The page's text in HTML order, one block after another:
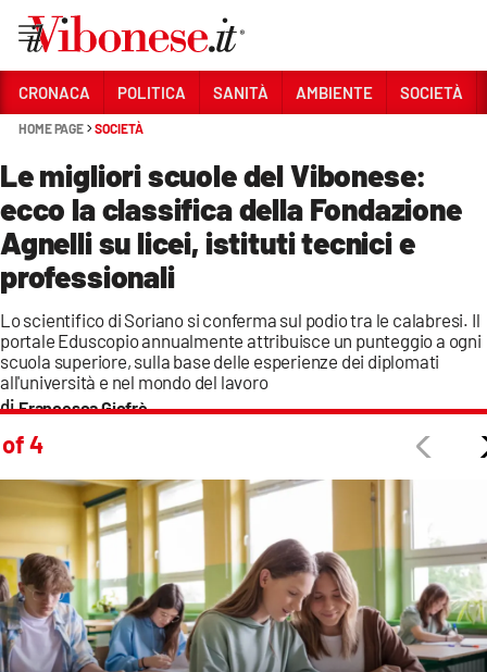
Sezioni
CRONACA
POLITICA
SANITÀ
AMBIENTE
SOCIETÀ
CULTURA
ECONOMIA E LAVORO
EVENTI
SPORT
Streaming
LAC TV
CRONACA POLITICA SANITÀ AMBIENTE SOCIETÀ
HOME PAGE SOCIETÀ
Le migliori scuole del Vibonese:
ecco la classifica della Fondazione
Agnelli su licei, istituti tecnici e
professionali
Lo scientifico di Soriano si conferma sul podio tra le calabresi. Il
portale Eduscopio annualmente attribuisce un punteggio a ogni
scuola superiore, sulla base delle esperienze dei diplomati
all'università e nel mondo del lavoro
Francesca Giofrè
of 4